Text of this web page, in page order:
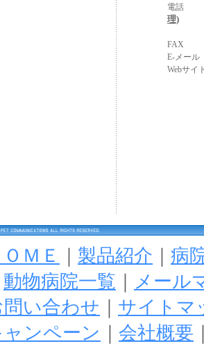
電話
理)
FAX
E-メール
Webサイ
ＯＭＥ 製品紹介
病
動物病院一覧
メール
問い合わせ
サイトマ
ャンペーン 会社概要